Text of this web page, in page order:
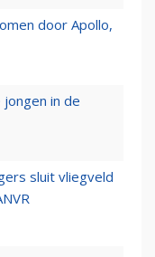
door Apollo,
in de
sluit vliegveld